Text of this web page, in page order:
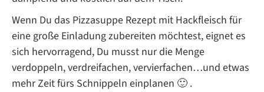
Wenn Du das Pizzasuppe Rezept mit Hackfleisch für
eine große Einladung zubereiten möchtest, eignet es
sich hervorragend, Du musst nur die Menge
verdoppeln, verdreifachen, vervierfachen…und etwas
mehr Zeit fürs Schnippeln einplanen 🙂 .